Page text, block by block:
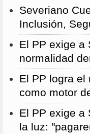
Severiano
Inclusión,
El PP exige a
normalidad
El PP logra el
como motor
El PP exige a
la luz: